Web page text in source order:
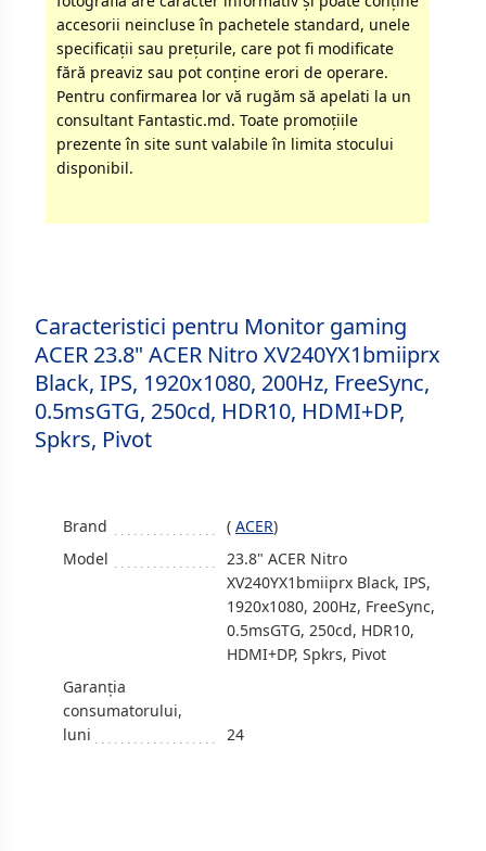
accesorii neincluse în pachetele standard, unele
specificaţii sau preţurile, care pot fi modificate
fără preaviz sau pot conţine erori de operare.
Pentru confirmarea lor vă rugăm să apelati la un
consultant Fantastic.md. Toate promoţiile
prezente în site sunt valabile în limita stocului
disponibil.
Caracteristici pentru Monitor gaming
ACER 23.8" ACER Nitro XV240YX1bmiiprx
Black, IPS, 1920x1080, 200Hz, FreeSync,
0.5msGTG, 250cd, HDR10, HDMI+DP,
Spkrs, Pivot
Brand ( ACER)
Model
23.8" ACER Nitro
XV240YX1bmiiprx Black, IPS,
1920x1080, 200Hz, FreeSync,
0.5msGTG, 250cd, HDR10,
HDMI+DP, Spkrs, Pivot
Garanția
consumatorului,
luni
24